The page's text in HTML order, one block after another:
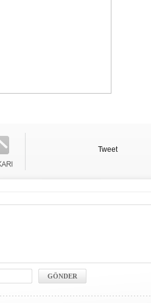
Tweet